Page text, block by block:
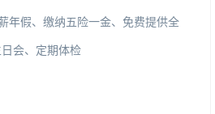
年假、缴纳五险一金、免费提供全
会、定期体检